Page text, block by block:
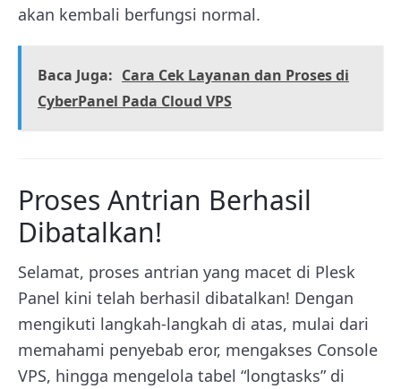
akan kembali berfungsi normal.
Baca Juga: Cara Cek Layanan dan Proses di
CyberPanel Pada Cloud VPS
Proses Antrian Berhasil
Dibatalkan!
Selamat, proses antrian yang macet di Plesk
Panel kini telah berhasil dibatalkan! Dengan
mengikuti langkah-langkah di atas, mulai dari
memahami penyebab eror, mengakses Console
VPS, hingga mengelola tabel “longtasks” di